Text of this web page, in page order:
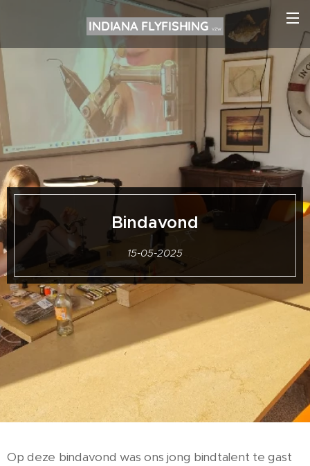
INDIANA FLYFISHINGVZW
Bindavond
15-05-2025
Op deze bindavond was ons jong bindtalent te gast